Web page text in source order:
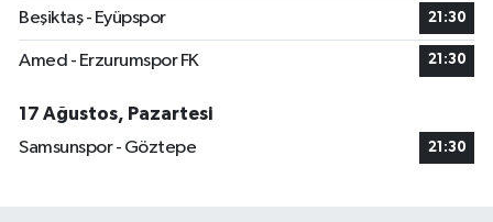
Beşiktaş - Eyüpspor 21:30
Amed - Erzurumspor FK 21:30
17 Ağustos, Pazartesi
Samsunspor - Göztepe
21:30